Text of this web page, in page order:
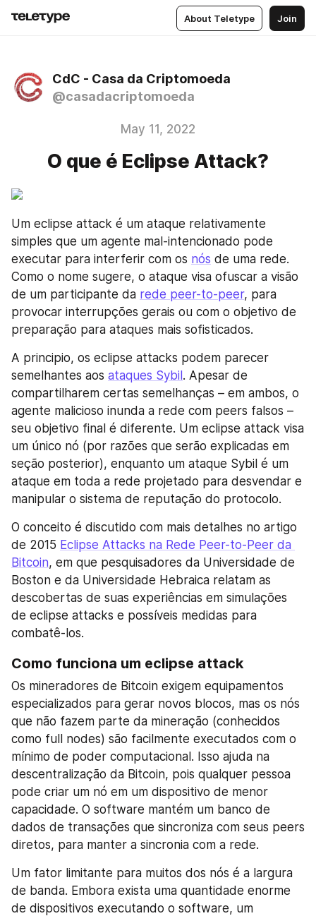
About Teletype Join
CdC - Casa da Criptomoeda
@casadacriptomoeda
May 11, 2022
O que é Eclipse Attack?
Um eclipse attack é um ataque relativamente
simples que um agente mal-intencionado pode
executar para interferir com os nós de uma rede.
Como o nome sugere, o ataque visa ofuscar a visão
de um participante da rede peer-to-peer, para
provocar interrupções gerais ou com o objetivo de
preparação para ataques mais sofisticados.
A principio, os eclipse attacks podem parecer
semelhantes aos ataques Sybil . Apesar de
compartilharem certas semelhanças – em ambos, o
agente malicioso inunda a rede com peers falsos –
seu objetivo final é diferente. Um eclipse attack visa
um único nó (por razões que serão explicadas em
seção posterior), enquanto um ataque Sybil é um
ataque em toda a rede projetado para desvendar e
manipular o sistema de reputação do protocolo.
O conceito é discutido com mais detalhes no artigo
de 2015 Eclipse Attacks na Rede Peer-to-Peer da
Bitcoin, em que pesquisadores da Universidade de
Boston e da Universidade Hebraica relatam as
descobertas de suas experiências em simulações
de eclipse attacks e possíveis medidas para
combatê-los.
Como funciona um eclipse attack
Os mineradores de Bitcoin exigem equipamentos
especializados para gerar novos blocos, mas os nós
que não fazem parte da mineração (conhecidos
como full nodes) são facilmente executados com o
mínimo de poder computacional. Isso ajuda na
descentralização da Bitcoin, pois qualquer pessoa
pode criar um nó em um dispositivo de menor
capacidade. O software mantém um banco de
dados de transações que sincroniza com seus peers
diretos, para manter a sincronia com a rede.
Um fator limitante para muitos dos nós é a largura
de banda. Embora exista uma quantidade enorme
de dispositivos executando o software, um